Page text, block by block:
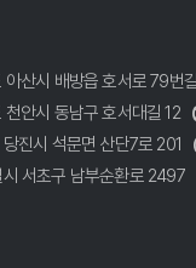
산시 배방읍 호서로 79번
안시 동남구 호서대길 12
진시 석문면 산단7로 201
서초구 남부순환로 2497